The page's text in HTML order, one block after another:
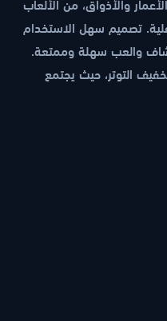
تصميم سهل الاستخدام
والعب سهلة وممتعة.
التوتر، حيث يجتمع